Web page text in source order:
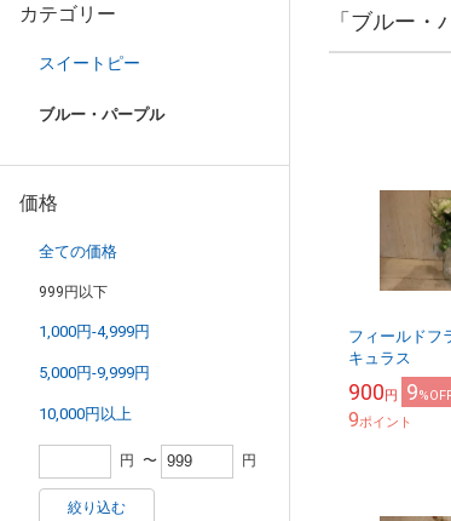
カテゴリー
スイートピー
ブルー・パープル
価格
全ての価格
999円以下
1,000円-4,999円
5,000円-9,999円
10,000円以上
円 〜 円
絞り込む
「ブルー
フィールド
キュラス
900円 9
9ポイント